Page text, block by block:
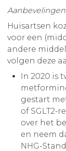
Huisartsen
voor een
andere
volgen deze
In 2020 is
gestart
of SGLT2-
over het
en neem
NHG-